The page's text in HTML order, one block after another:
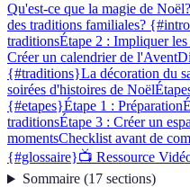
Qu'est-ce que la magie de
des traditions familiales?
traditionsÉtape 2 : Impliquer
Créer un calendrier de l'Avent
{#traditions}La décoration du
soirées d'histoires de Noël
{#etapes}Étape 1 : Préparation
traditionsÉtape 3 : Créer un
momentsChecklist avant de
{#glossaire}📺 Ressource
Sommaire(17 sections)